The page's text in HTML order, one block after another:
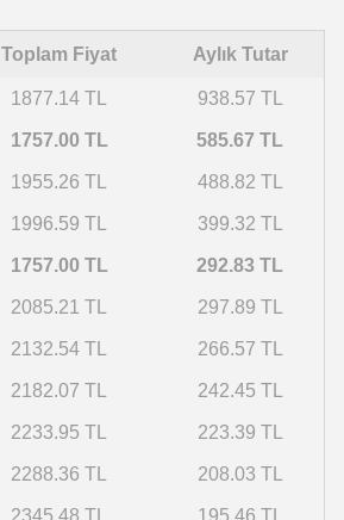
Toplam Fiyat Aylık Tutar
1877.14 TL 938.57 TL
1757.00 TL 585.67 TL
1955.26 TL 488.82 TL
1996.59 TL 399.32 TL
1757.00 TL 292.83 TL
2085.21 TL 297.89 TL
2132.54 TL 266.57 TL
2182.07 TL 242.45 TL
2233.95 TL 223.39 TL
2288.36 TL 208.03 TL
2345.48 TL 195.46 TL